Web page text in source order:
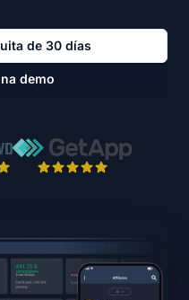
de 30 días
demo